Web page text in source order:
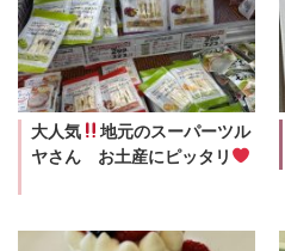
大人気
地元のスーパーツル
ヤさん お土産にピッタリ